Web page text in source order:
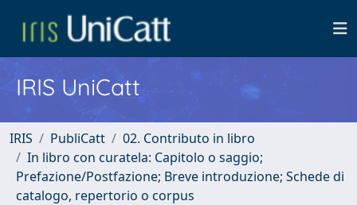
IRIS UniCatt
IRIS PubliCatt
02. Contributo in libro
In libro con curatela: Capitolo o saggio;
Prefazione/Postfazione; Breve introduzione; Schede di
catalogo, repertorio o corpus